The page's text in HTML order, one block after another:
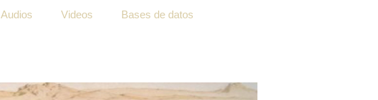
Audios Videos Bases de datos